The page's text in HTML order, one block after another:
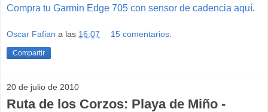
Compra tu Garmin Edge 705 con sensor de cadencia aquí.
Oscar Fafian a las 16:07 15 comentarios:
Compartir
20 de julio de 2010
Ruta de los Corzos: Playa de Miño -